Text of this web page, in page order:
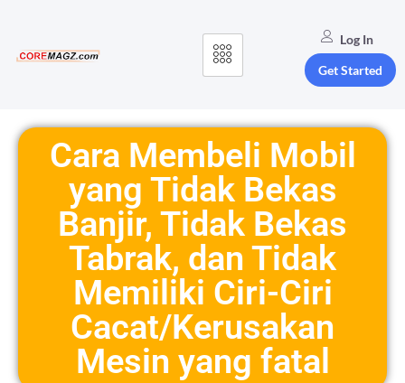
Log In
Get Started
Cara Membeli Mobil
yang Tidak Bekas
Banjir, Tidak Bekas
Tabrak, dan Tidak
Memiliki Ciri-Ciri
Cacat/Kerusakan
Mesin yang fatal